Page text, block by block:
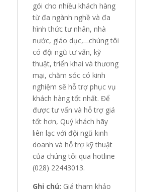
gói cho nhiều khách hàng
từ đa ngành nghề và đa
hình thức tư nhân, nhà
nước, giáo dục,…chúng tôi
có đội ngũ tư vấn, kỹ
thuật, triển khai và thương
mại, chăm sóc có kinh
nghiệm sẽ hỗ trợ phục vụ
khách hàng tốt nhất. Để
được tư vấn và hỗ trợ giá
tốt hơn, Quý khách hãy
liên lạc với đội ngũ kinh
doanh và hỗ trợ kỹ thuật
của chúng tôi qua hotline
(028) 22443013.
Ghi chú: Giá tham khảo